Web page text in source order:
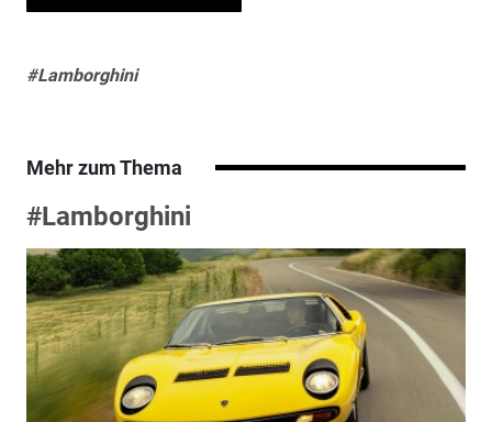
#Lamborghini
Mehr zum Thema
#Lamborghini